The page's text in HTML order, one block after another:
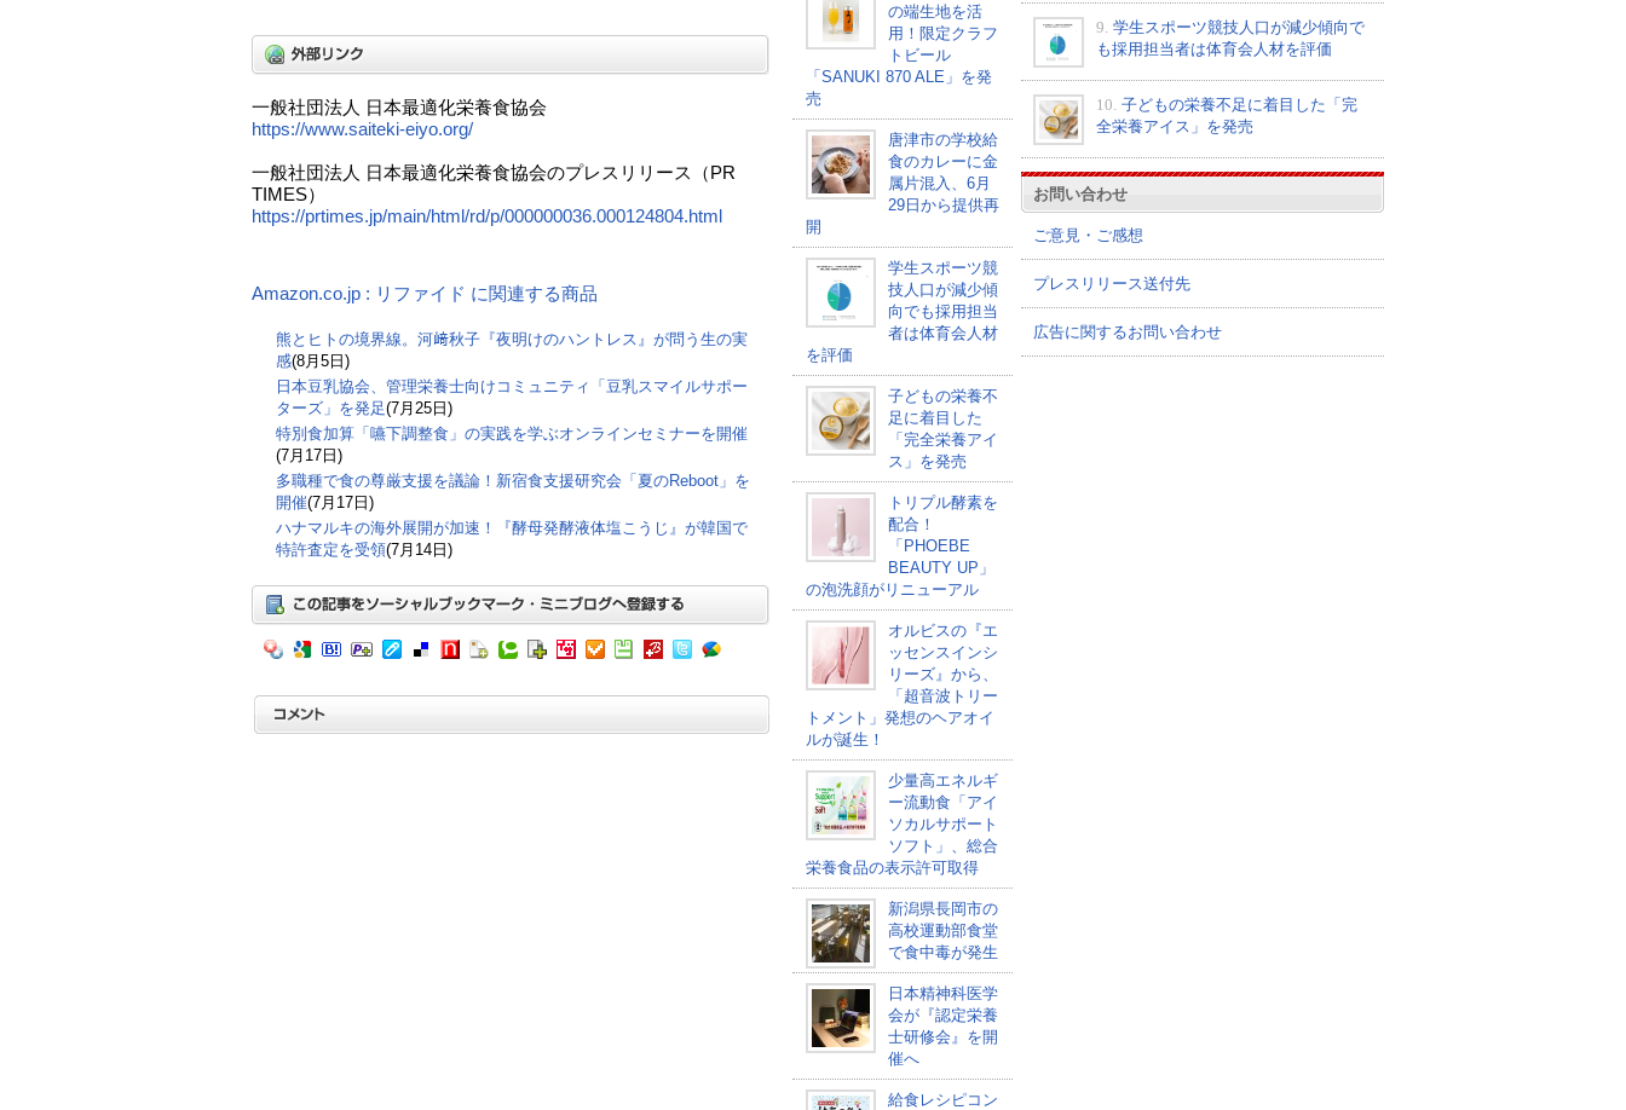
一般社団法人 日本最適化栄養食協会
https://www.saiteki-eiyo.org/
一般社団法人 日本最適化栄養食協会のプレスリリース（PR
TIMES）
https://prtimes.jp/main/html/rd/p/000000036.000124804.html
Amazon.co.jp : リファイド に関連する商品
熊とヒトの境界線。河﨑秋子『夜明けのハントレス』が問う生の実
感(8月5日)
日本豆乳協会、管理栄養士向けコミュニティ「豆乳スマイルサポー
ターズ」を発足(7月25日)
特別食加算「嚥下調整食」の実践を学ぶオンラインセミナーを開催
(7月17日)
多職種で食の尊厳支援を議論！新宿食支援研究会「夏のReboot」を
開催(7月17日)
ハナマルキの海外展開が加速！『酵母発酵液体塩こうじ』が韓国で
特許査定を受領(7月14日)
の端生地を活
用！限定クラフ
トビール
「SANUKI 870 ALE」を発
売
唐津市の学校給
食のカレーに金
属片混入、6月
29日から提供再
開
学生スポーツ競
技人口が減少傾
向でも採用担当
者は体育会人材
を評価
子どもの栄養不
足に着目した
「完全栄養アイ
ス」を発売
トリプル酵素を
配合！
「PHOEBE
BEAUTY UP」
の泡洗顔がリニューアル
オルビスの『エ
ッセンスインシ
リーズ』から、
「超音波トリー
トメント」発想のヘアオイ
ルが誕生！
少量高エネルギ
ー流動食「アイ
ソカルサポート
ソフト」、総合
栄養食品の表示許可取得
新潟県長岡市の
高校運動部食堂
で食中毒が発生
日本精神科医学
会が『認定栄養
士研修会』を開
催へ
給食レシピコン
9. 学生スポーツ競技人口が減少傾向で
も採用担当者は体育会人材を評価
10. 子どもの栄養不足に着目した「完
全栄養アイス」を発売
お問い合わせ
ご意見・ご感想
プレスリリース送付先
広告に関するお問い合わせ